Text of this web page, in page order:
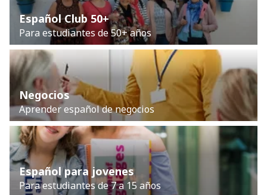
Español Club 50+
Para estudiantes de 50+ años
Negocios
Aprender español de negocios
Español para jovenes
Para estudiantes de 7 a 15 años